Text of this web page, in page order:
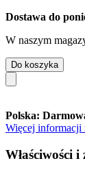
Dostawa do
W naszym
Do koszyka
Polska:
Więcej informacji
Właściwości i